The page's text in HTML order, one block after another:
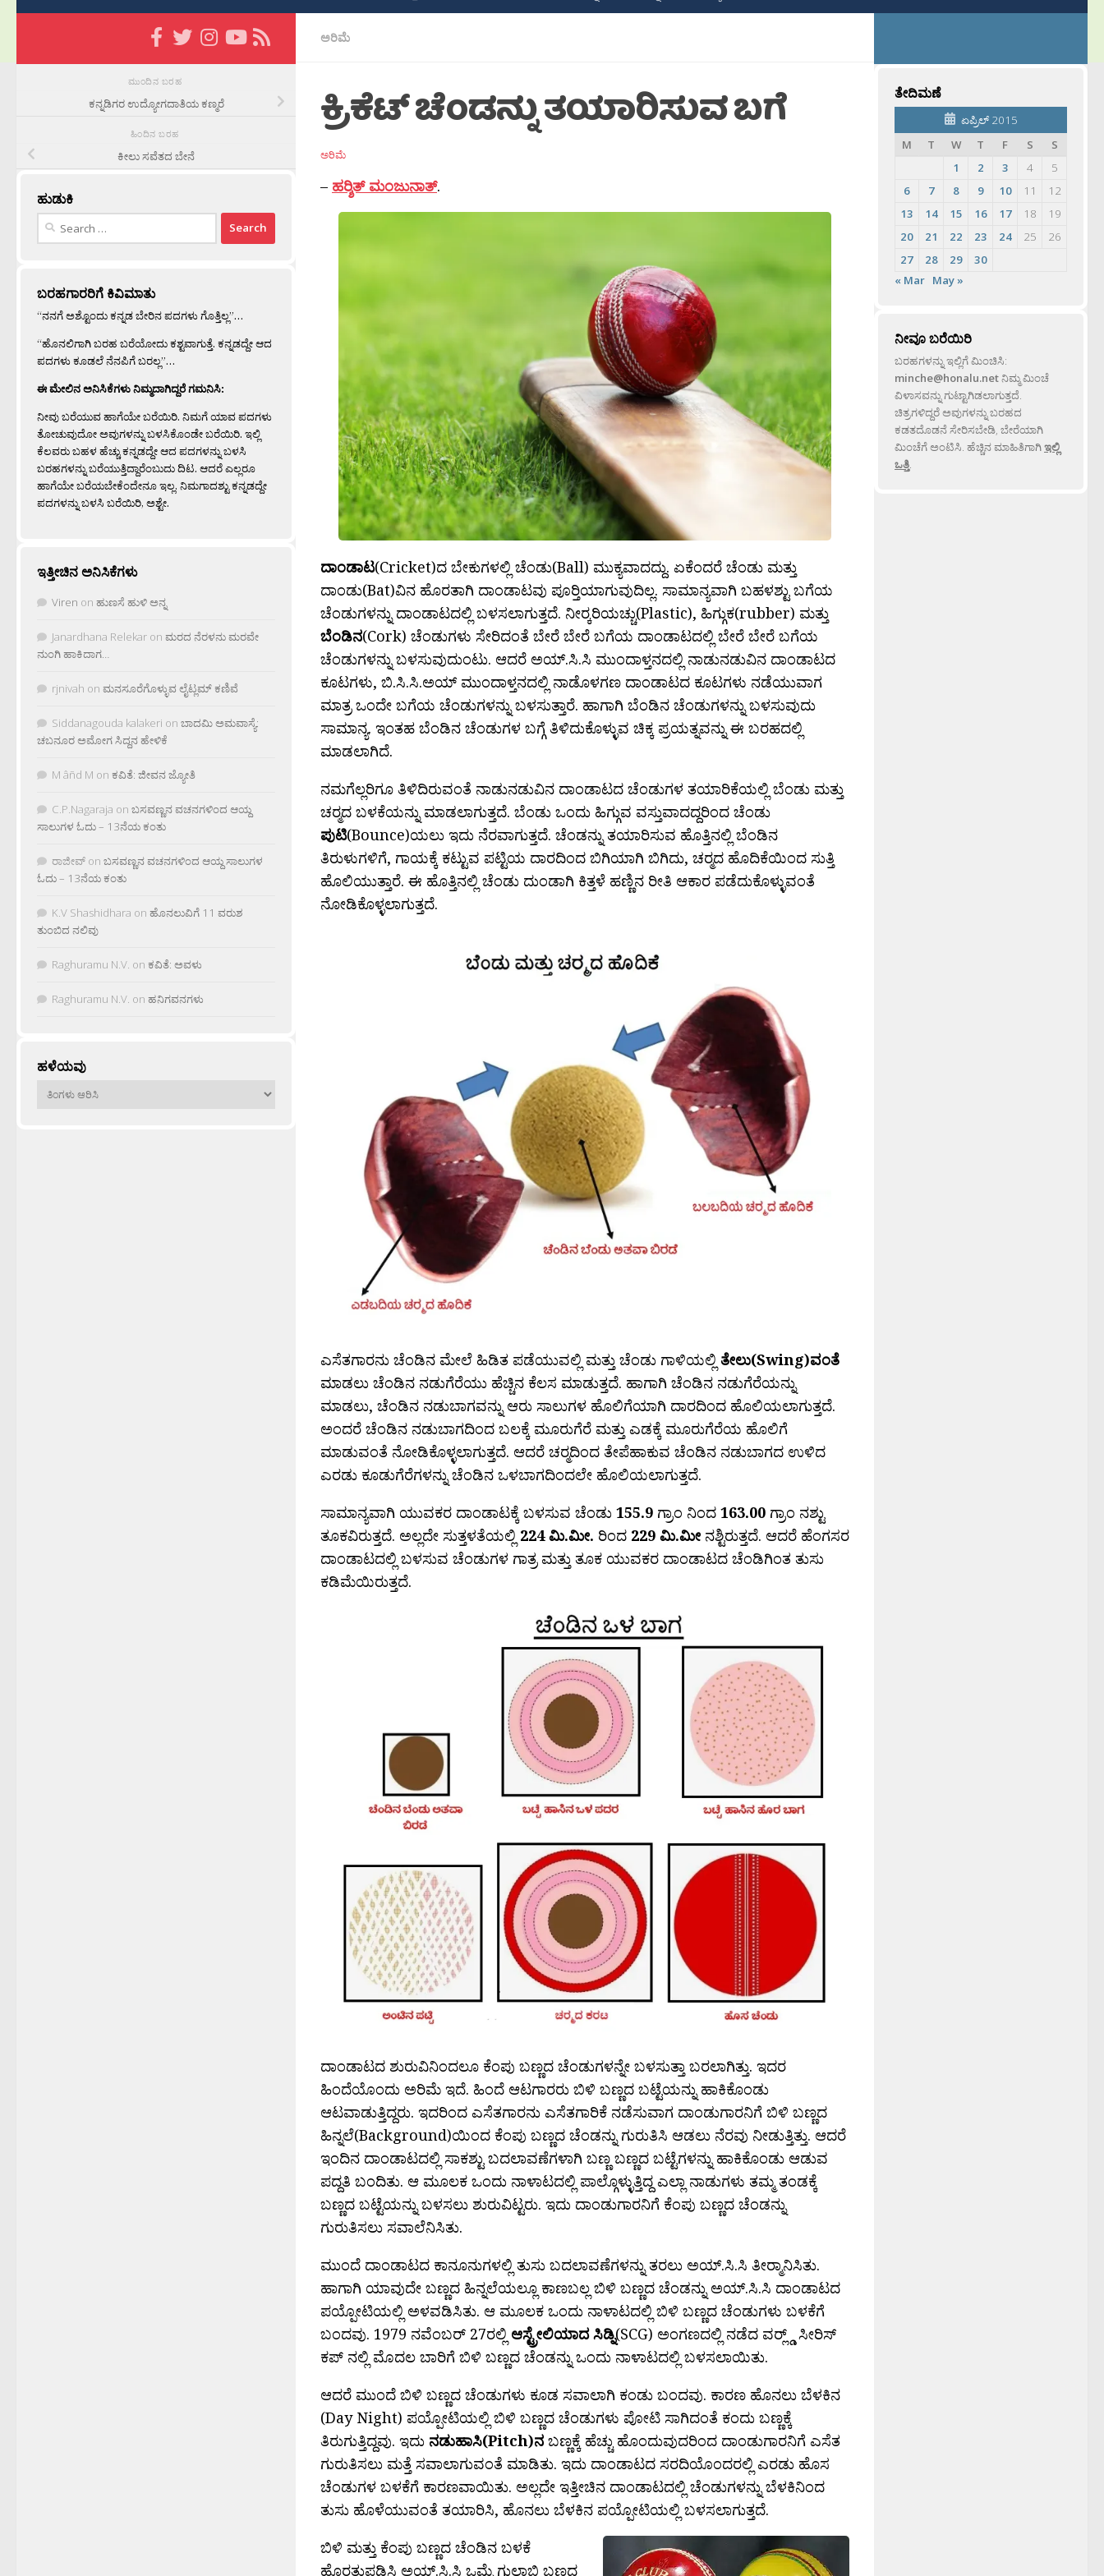
ಅರಿಮೆ
ಕ್ರಿಕೆಟ್ ಚೆಂಡನ್ನು ತಯಾರಿಸುವ ಬಗೆ
ಅರಿಮೆ
– ಹರ‍್ಶಿತ್ ಮಂಜುನಾತ್.
ದಾಂಡಾಟ(Cricket)ದ ಬೇಕುಗಳಲ್ಲಿ ಚೆಂಡು(Ball) ಮುಕ್ಯವಾದದ್ದು. ಏಕೆಂದರೆ ಚೆಂಡು ಮತ್ತು
ದಾಂಡು(Bat)ವಿನ ಹೊರತಾಗಿ ದಾಂಡಾಟವು ಪೂರ‍್ತಿಯಾಗುವುದಿಲ್ಲ. ಸಾಮಾನ್ಯವಾಗಿ ಬಹಳಶ್ಟು ಬಗೆಯ
ಚೆಂಡುಗಳನ್ನು ದಾಂಡಾಟದಲ್ಲಿ ಬಳಸಲಾಗುತ್ತದೆ. ನೀರ‍್ಕರಿಯಚ್ಚು(Plastic), ಹಿಗ್ಗುಕ(rubber) ಮತ್ತು
ಬೆಂಡಿನ(Cork) ಚೆಂಡುಗಳು ಸೇರಿದಂತೆ ಬೇರೆ ಬೇರೆ ಬಗೆಯ ದಾಂಡಾಟದಲ್ಲಿ ಬೇರೆ ಬೇರೆ ಬಗೆಯ
ಚೆಂಡುಗಳನ್ನು ಬಳಸುವುದುಂಟು. ಆದರೆ ಅಯ್.ಸಿ.ಸಿ ಮುಂದಾಳ್ತನದಲ್ಲಿ ನಾಡುನಡುವಿನ ದಾಂಡಾಟದ
ಕೂಟಗಳು, ಬಿ.ಸಿ.ಸಿ.ಅಯ್ ಮುಂದಾಳ್ತನದಲ್ಲಿ ನಾಡೊಳಗಣ ದಾಂಡಾಟದ ಕೂಟಗಳು ನಡೆಯುವಾಗ
ಮಾತ್ರ ಒಂದೇ ಬಗೆಯ ಚೆಂಡುಗಳನ್ನು ಬಳಸುತ್ತಾರೆ. ಹಾಗಾಗಿ ಬೆಂಡಿನ ಚೆಂಡುಗಳನ್ನು ಬಳಸುವುದು
ಸಾಮಾನ್ಯ. ಇಂತಹ ಬೆಂಡಿನ ಚೆಂಡುಗಳ ಬಗ್ಗೆ ತಿಳಿದುಕೊಳ್ಳುವ ಚಿಕ್ಕ ಪ್ರಯತ್ನವನ್ನು ಈ ಬರಹದಲ್ಲಿ
ಮಾಡಲಾಗಿದೆ.
ನಮಗೆಲ್ಲರಿಗೂ ತಿಳಿದಿರುವಂತೆ ನಾಡುನಡುವಿನ ದಾಂಡಾಟದ ಚೆಂಡುಗಳ ತಯಾರಿಕೆಯಲ್ಲಿ ಬೆಂಡು ಮತ್ತು
ಚರ‍್ಮದ ಬಳಕೆಯನ್ನು ಮಾಡಲಾಗುತ್ತದೆ. ಬೆಂಡು ಒಂದು ಹಿಗ್ಗುವ ವಸ್ತುವಾದದ್ದರಿಂದ ಚೆಂಡು
ಪುಟಿ(Bounce)ಯಲು ಇದು ನೆರವಾಗುತ್ತದೆ. ಚೆಂಡನ್ನು ತಯಾರಿಸುವ ಹೊತ್ತಿನಲ್ಲಿ ಬೆಂಡಿನ
ತಿರುಳುಗಳಿಗೆ, ಗಾಯಕ್ಕೆ ಕಟ್ಟುವ ಪಟ್ಟಿಯ ದಾರದಿಂದ ಬಿಗಿಯಾಗಿ ಬಿಗಿದು, ಚರ‍್ಮದ ಹೊದಿಕೆಯಿಂದ ಸುತ್ತಿ
ಹೊಲಿಯುತ್ತಾರೆ. ಈ ಹೊತ್ತಿನಲ್ಲಿ ಚೆಂಡು ದುಂಡಾಗಿ ಕಿತ್ತಳೆ ಹಣ್ಣಿನ ರೀತಿ ಆಕಾರ ಪಡೆದುಕೊಳ್ಳುವಂತೆ
ನೋಡಿಕೊಳ್ಳಲಾಗುತ್ತದೆ.
ಎಸೆತಗಾರನು ಚೆಂಡಿನ ಮೇಲೆ ಹಿಡಿತ ಪಡೆಯುವಲ್ಲಿ ಮತ್ತು ಚೆಂಡು ಗಾಳಿಯಲ್ಲಿ ತೇಲು(Swing)ವಂತೆ
ಮಾಡಲು ಚೆಂಡಿನ ನಡುಗೆರೆಯು ಹೆಚ್ಚಿನ ಕೆಲಸ ಮಾಡುತ್ತದೆ. ಹಾಗಾಗಿ ಚೆಂಡಿನ ನಡುಗೆರೆಯನ್ನು
ಮಾಡಲು, ಚೆಂಡಿನ ನಡುಬಾಗವನ್ನು ಆರು ಸಾಲುಗಳ ಹೊಲಿಗೆಯಾಗಿ ದಾರದಿಂದ ಹೊಲಿಯಲಾಗುತ್ತದೆ.
ಅಂದರೆ ಚೆಂಡಿನ ನಡುಬಾಗದಿಂದ ಬಲಕ್ಕೆ ಮೂರುಗೆರೆ ಮತ್ತು ಎಡಕ್ಕೆ ಮೂರುಗೆರೆಯ ಹೊಲಿಗೆ
ಮಾಡುವಂತೆ ನೋಡಿಕೊಳ್ಳಲಾಗುತ್ತದೆ. ಆದರೆ ಚರ‍್ಮದಿಂದ ತೇಪೆಹಾಕುವ ಚೆಂಡಿನ ನಡುಬಾಗದ ಉಳಿದ
ಎರಡು ಕೂಡುಗೆರೆಗಳನ್ನು ಚೆಂಡಿನ ಒಳಬಾಗದಿಂದಲೇ ಹೊಲಿಯಲಾಗುತ್ತದೆ.
ಸಾಮಾನ್ಯವಾಗಿ ಯುವಕರ ದಾಂಡಾಟಕ್ಕೆ ಬಳಸುವ ಚೆಂಡು 155.9 ಗ್ರಾಂ ನಿಂದ 163.00 ಗ್ರಾಂ ನಶ್ಟು
ತೂಕವಿರುತ್ತದೆ. ಅಲ್ಲದೇ ಸುತ್ತಳತೆಯಲ್ಲಿ 224 ಮಿ.ಮೀ. ರಿಂದ 229 ಮಿ.ಮೀ ನಶ್ಟಿರುತ್ತದೆ. ಆದರೆ ಹೆಂಗಸರ
ದಾಂಡಾಟದಲ್ಲಿ ಬಳಸುವ ಚೆಂಡುಗಳ ಗಾತ್ರ ಮತ್ತು ತೂಕ ಯುವಕರ ದಾಂಡಾಟದ ಚೆಂಡಿಗಿಂತ ತುಸು
ಕಡಿಮೆಯಿರುತ್ತದೆ.
ದಾಂಡಾಟದ ಶುರುವಿನಿಂದಲೂ ಕೆಂಪು ಬಣ್ಣದ ಚೆಂಡುಗಳನ್ನೇ ಬಳಸುತ್ತಾ ಬರಲಾಗಿತ್ತು. ಇದರ
ಹಿಂದೆಯೊಂದು ಅರಿಮೆ ಇದೆ. ಹಿಂದೆ ಆಟಗಾರರು ಬಿಳಿ ಬಣ್ಣದ ಬಟ್ಟೆಯನ್ನು ಹಾಕಿಕೊಂಡು
ಆಟವಾಡುತ್ತಿದ್ದರು. ಇದರಿಂದ ಎಸೆತಗಾರನು ಎಸೆತಗಾರಿಕೆ ನಡೆಸುವಾಗ ದಾಂಡುಗಾರನಿಗೆ ಬಿಳಿ ಬಣ್ಣದ
ಹಿನ್ನಲೆ(Background)ಯಿಂದ ಕೆಂಪು ಬಣ್ಣದ ಚೆಂಡನ್ನು ಗುರುತಿಸಿ ಆಡಲು ನೆರವು ನೀಡುತ್ತಿತ್ತು. ಆದರೆ
ಇಂದಿನ ದಾಂಡಾಟದಲ್ಲಿ ಸಾಕಶ್ಟು ಬದಲಾವಣೆಗಳಾಗಿ ಬಣ್ಣ ಬಣ್ಣದ ಬಟ್ಟೆಗಳನ್ನು ಹಾಕಿಕೊಂಡು ಆಡುವ
ಪದ್ದತಿ ಬಂದಿತು. ಆ ಮೂಲಕ ಒಂದು ನಾಳಾಟದಲ್ಲಿ ಪಾಲ್ಗೊಳ್ಳುತ್ತಿದ್ದ ಎಲ್ಲಾ ನಾಡುಗಳು ತಮ್ಮ ತಂಡಕ್ಕೆ
ಬಣ್ಣದ ಬಟ್ಟೆಯನ್ನು ಬಳಸಲು ಶುರುವಿಟ್ಟರು. ಇದು ದಾಂಡುಗಾರನಿಗೆ ಕೆಂಪು ಬಣ್ಣದ ಚೆಂಡನ್ನು
ಗುರುತಿಸಲು ಸವಾಲೆನಿಸಿತು.
ಮುಂದೆ ದಾಂಡಾಟದ ಕಾನೂನುಗಳಲ್ಲಿ ತುಸು ಬದಲಾವಣೆಗಳನ್ನು ತರಲು ಅಯ್.ಸಿ.ಸಿ ತೀರ‍್ಮಾನಿಸಿತು.
ಹಾಗಾಗಿ ಯಾವುದೇ ಬಣ್ಣದ ಹಿನ್ನಲೆಯಲ್ಲೂ ಕಾಣಬಲ್ಲ ಬಿಳಿ ಬಣ್ಣದ ಚೆಂಡನ್ನು ಅಯ್.ಸಿ.ಸಿ ದಾಂಡಾಟದ
ಪಯ್ಪೋಟಿಯಲ್ಲಿ ಅಳವಡಿಸಿತು. ಆ ಮೂಲಕ ಒಂದು ನಾಳಾಟದಲ್ಲಿ ಬಿಳಿ ಬಣ್ಣದ ಚೆಂಡುಗಳು ಬಳಕೆಗೆ
ಬಂದವು. 1979 ನವೆಂಬರ್ 27ರಲ್ಲಿ ಆಸ್ಟ್ರೇಲಿಯಾದ ಸಿಡ್ನಿ(SCG) ಅಂಗಣದಲ್ಲಿ ನಡೆದ ವರ‍್ಲ್ಡ್ ಸೀರಿಸ್
ಕಪ್ ನಲ್ಲಿ ಮೊದಲ ಬಾರಿಗೆ ಬಿಳಿ ಬಣ್ಣದ ಚೆಂಡನ್ನು ಒಂದು ನಾಳಾಟದಲ್ಲಿ ಬಳಸಲಾಯಿತು.
ಆದರೆ ಮುಂದೆ ಬಿಳಿ ಬಣ್ಣದ ಚೆಂಡುಗಳು ಕೂಡ ಸವಾಲಾಗಿ ಕಂಡು ಬಂದವು. ಕಾರಣ ಹೊನಲು ಬೆಳಕಿನ
(Day Night) ಪಯ್ಪೋಟಿಯಲ್ಲಿ ಬಿಳಿ ಬಣ್ಣದ ಚೆಂಡುಗಳು ಪೋಟಿ ಸಾಗಿದಂತೆ ಕಂದು ಬಣ್ಣಕ್ಕೆ
ತಿರುಗುತ್ತಿದ್ದವು. ಇದು ನಡುಹಾಸಿ(Pitch)ನ ಬಣ್ಣಕ್ಕೆ ಹೆಚ್ಚು ಹೊಂದುವುದರಿಂದ ದಾಂಡುಗಾರನಿಗೆ ಎಸೆತ
ಗುರುತಿಸಲು ಮತ್ತೆ ಸವಾಲಾಗುವಂತೆ ಮಾಡಿತು. ಇದು ದಾಂಡಾಟದ ಸರದಿಯೊಂದರಲ್ಲಿ ಎರಡು ಹೊಸ
ಚೆಂಡುಗಳ ಬಳಕೆಗೆ ಕಾರಣವಾಯಿತು. ಅಲ್ಲದೇ ಇತ್ತೀಚಿನ ದಾಂಡಾಟದಲ್ಲಿ ಚೆಂಡುಗಳನ್ನು ಬೆಳಕಿನಿಂದ
ತುಸು ಹೊಳೆಯುವಂತೆ ತಯಾರಿಸಿ, ಹೊನಲು ಬೆಳಕಿನ ಪಯ್ಪೋಟಿಯಲ್ಲಿ ಬಳಸಲಾಗುತ್ತದೆ.
ಬಿಳಿ ಮತ್ತು ಕೆಂಪು ಬಣ್ಣದ ಚೆಂಡಿನ ಬಳಕೆ
ಹೊರತುಪಡಿಸಿ ಅಯ್.ಸಿ.ಸಿ ಒಮ್ಮೆ ಗುಲಾಬಿ ಬಣ್ಣದ
ಮುಂದಿನ ಬರಹ
ಕನ್ನಡಿಗರ ಉದ್ಯೋಗದಾತಿಯ ಕಣ್ಮರೆ
ಹಿಂದಿನ ಬರಹ
ಕೀಲು ಸವೆತದ ಬೇನೆ
ಹುಡುಕಿ
Search
ಬರಹಗಾರರಿಗೆ ಕಿವಿಮಾತು
“ನನಗೆ ಅಶ್ಟೊಂದು ಕನ್ನಡ ಬೇರಿನ ಪದಗಳು ಗೊತ್ತಿಲ್ಲ”…
“ಹೊನಲಿಗಾಗಿ ಬರಹ ಬರೆಯೋದು ಕಶ್ಟವಾಗುತ್ತೆ. ಕನ್ನಡದ್ದೇ ಆದ
ಪದಗಳು ಕೂಡಲೆ ನೆನಪಿಗೆ ಬರಲ್ಲ”…
ಈ ಮೇಲಿನ ಅನಿಸಿಕೆಗಳು ನಿಮ್ಮದಾಗಿದ್ದರೆ ಗಮನಿಸಿ:
ನೀವು ಬರೆಯುವ ಹಾಗೆಯೇ ಬರೆಯಿರಿ. ನಿಮಗೆ ಯಾವ ಪದಗಳು
ತೋಚುವುದೋ ಅವುಗಳನ್ನು ಬಳಸಿಕೊಂಡೇ ಬರೆಯಿರಿ. ಇಲ್ಲಿ
ಕೆಲವರು ಬಹಳ ಹೆಚ್ಚು ಕನ್ನಡದ್ದೇ ಆದ ಪದಗಳನ್ನು ಬಳಸಿ
ಬರಹಗಳನ್ನು ಬರೆಯುತ್ತಿದ್ದಾರೆಂಬುದು ದಿಟ. ಆದರೆ ಎಲ್ಲರೂ
ಹಾಗೆಯೇ ಬರೆಯಬೇಕೆಂದೇನೂ ಇಲ್ಲ. ನಿಮಗಾದಶ್ಟು ಕನ್ನಡದ್ದೇ
ಪದಗಳನ್ನು ಬಳಸಿ ಬರೆಯಿರಿ, ಅಶ್ಟೇ.
ಇತ್ತೀಚಿನ ಅನಿಸಿಕೆಗಳು
Viren on ಹುಣಸೆ ಹುಳಿ ಅನ್ನ
Janardhana Relekar on ಮರದ ನೆರಳನು ಮರವೇ
ನುಂಗಿ ಹಾಕಿದಾಗ…
rjnivah on ಮನಸೂರೆಗೊಳ್ಳುವ ಲೈಟ್ಲಮ್ ಕಣಿವೆ
Siddanagouda kalakeri on ಬಾದಮಿ ಅಮವಾಸ್ಯೆ:
ಚಬನೂರ ಅಮೋಗ ಸಿದ್ದನ ಹೇಳಿಕೆ
M âñd M on ಕವಿತೆ: ಜೀವನ ಜ್ಯೋತಿ
C.P.Nagaraja on ಬಸವಣ್ಣನ ವಚನಗಳಿಂದ ಆಯ್ದ
ಸಾಲುಗಳ ಓದು – 13ನೆಯ ಕಂತು
ರಾಜೀವ್ on ಬಸವಣ್ಣನ ವಚನಗಳಿಂದ ಆಯ್ದ ಸಾಲುಗಳ
ಓದು – 13ನೆಯ ಕಂತು
K.V Shashidhara on ಹೊನಲುವಿಗೆ 11 ವರುಶ
ತುಂಬಿದ ನಲಿವು
Raghuramu N.V. on ಕವಿತೆ: ಅವಳು
Raghuramu N.V. on ಹನಿಗವನಗಳು
ಹಳೆಯವು
ಹಳೆಯವು
ತೇದಿಮಣೆ
ಏಪ್ರಿಲ್ 2015
M
T W T F S
S
1
2 3 4
5
6
7 8 9 10 11
12
13
14 15 16 17 18
19
20
21 22 23 24 25
26
27
28 29
30
« Mar May »
ನೀವೂ ಬರೆಯಿರಿ
ಬರಹಗಳನ್ನು ಇಲ್ಲಿಗೆ ಮಿಂಚಿಸಿ:
minche@honalu.netನಿಮ್ಮ ಮಿಂಚೆ
ವಿಳಾಸವನ್ನು ಗುಟ್ಟಾಗಿಡಲಾಗುತ್ತದೆ.
ಚಿತ್ರಗಳಿದ್ದರೆ ಅವುಗಳನ್ನು ಬರಹದ
ಕಡತದೊಡನೆ ಸೇರಿಸಬೇಡಿ, ಬೇರೆಯಾಗಿ
ಮಿಂಚೆಗೆ ಅಂಟಿಸಿ. ಹೆಚ್ಚಿನ ಮಾಹಿತಿಗಾಗಿಇಲ್ಲಿ
ಒತ್ತಿ.